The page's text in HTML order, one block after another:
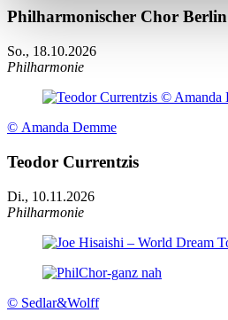
Philharmonischer Chor Berlin
So., 18.10.2026
Philharmonie
© Amanda Demme
Teodor Currentzis
Di., 10.11.2026
Philharmonie
© Sedlar&Wolff